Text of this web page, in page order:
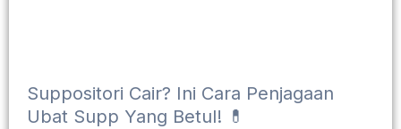
Suppositori Cair? Ini Cara Penjagaan
Ubat Supp Yang Betul! 💊